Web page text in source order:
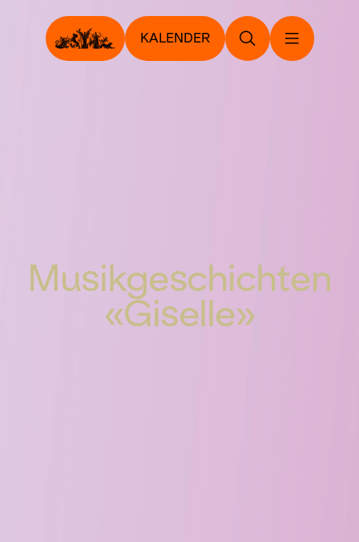
KALENDER
Musikgeschichten
«Giselle»